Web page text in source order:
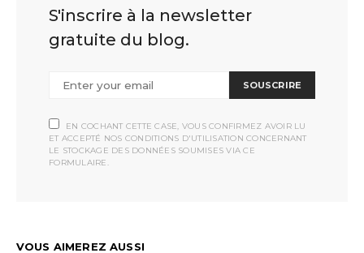
S'inscrire à la newsletter
gratuite du blog.
SOUSCRIRE
EN COCHANT CETTE CASE, VOUS CONFIRMEZ AVOIR LU
ET ACCEPTÉ NOS CONDITIONS D'UTILISATION CONCERNANT
LE STOCKAGE DES DONNÉES SOUMISES VIA CE
FORMULAIRE.
VOUS AIMEREZ AUSSI